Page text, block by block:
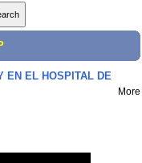
EN EL HOSPITAL DE
More